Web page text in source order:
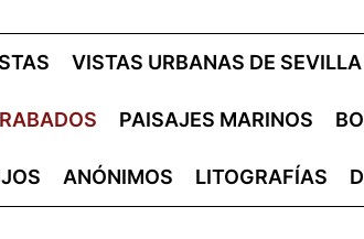
VISTAS URBANAS DE SEVILLA
PAISAJES MARINOS
ANÓNIMOS LITOGRAFÍAS